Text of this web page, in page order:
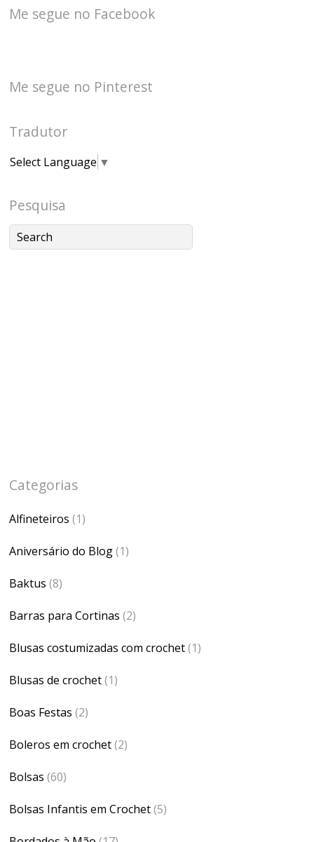
Me segue no Facebook
Me segue no Pinterest
Tradutor
Select Language ▼
Pesquisa
Categorias
Alfineteiros (1)
Aniversário do Blog(1)
Baktus (8)
Barras para Cortinas (2)
Blusas costumizadas com crochet(1)
Blusas de crochet(1)
Boas Festas (2)
Boleros em crochet(2)
Bolsas (60)
Bolsas Infantis em Crochet(5)